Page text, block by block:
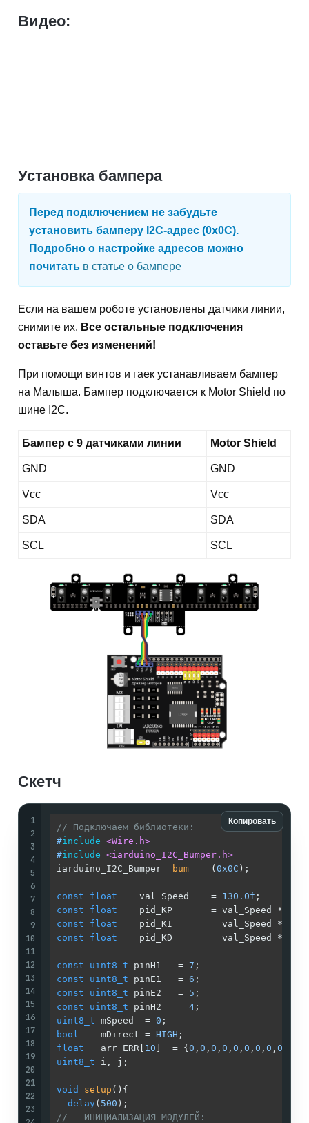
Видео:
Установка бампера
Перед подключением не забудьте
установить бамперу I2C-адрес (0х0С).
Подробно о настройке адресов можно
почитать в статье о бампере
Если на вашем роботе установлены датчики линии,
снимите их. Все остальные подключения
оставьте без изменений!
При помощи винтов и гаек устанавливаем бампер
на Малыша. Бампер подключается к Motor Shield по
шине I2С.
Бампер с 9 датчиками линии Motor Shield
GND GND
Vcc Vcc
SDA SDA
SCL SCL
Скетч
Копировать
1
2
3
4
5
6
7
8
9
10
11
12
13
14
15
16
17
18
19
20
21
22
23
// Подключаем библиотеки:
#include <Wire.h>
#include <iarduino_I2C_Bumper.h>
iarduino_I2C_Bumper
bum ( 0x0C )
const float
    val_Speed    =
130.0f
const
float
    pid_KP       = val_Speed *
const
float
    pid_KI       = val_Speed *
const
float
    pid_KD       = val_Speed *
const uint8_t pinH1   = 7
const
uint8_t pinE1   = 6
const
uint8_t pinE2   = 5
const
uint8_t pinH2   = 4
uint8_t mSpeed  = 0
bool
    mDirect =
HIGH
float
   arr_ERR[
10 ]  = { 0 , 0 , 0 , 0 , 0 , 0 , 0 , 0 , 0
uint8_t i,
void setup () {
delay( 500
//   ИНИЦИАЛИЗАЦИЯ МОДУЛЕЙ: